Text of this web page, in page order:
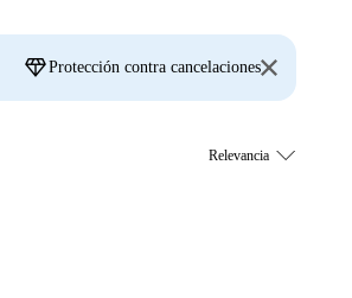
diamondProtección contra cancelaciones